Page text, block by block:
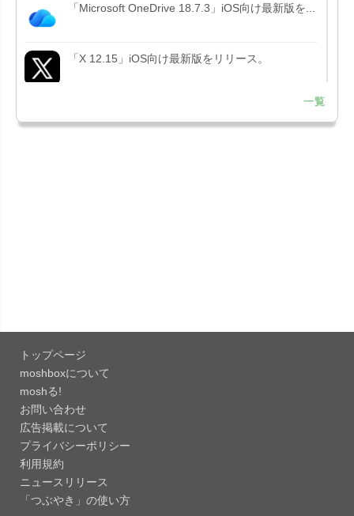
「Microsoft OneDrive 18.7.3」iOS向け最新版を...
「X 12.15」iOS向け最新版をリリース。
Liguid G...
「Evernote 11.28.2」Mac向け最新版をリリー
ス。AIプロ...
「Minecraft: クラフト、建築、サバイバル
26.40」iOS向...
151.0.7922....
一覧
トップページ
moshboxについて
moshる!
お問い合わせ
広告掲載について
プライバシーポリシー
利用規約
ニュースリリース
「つぶやき」の使い方